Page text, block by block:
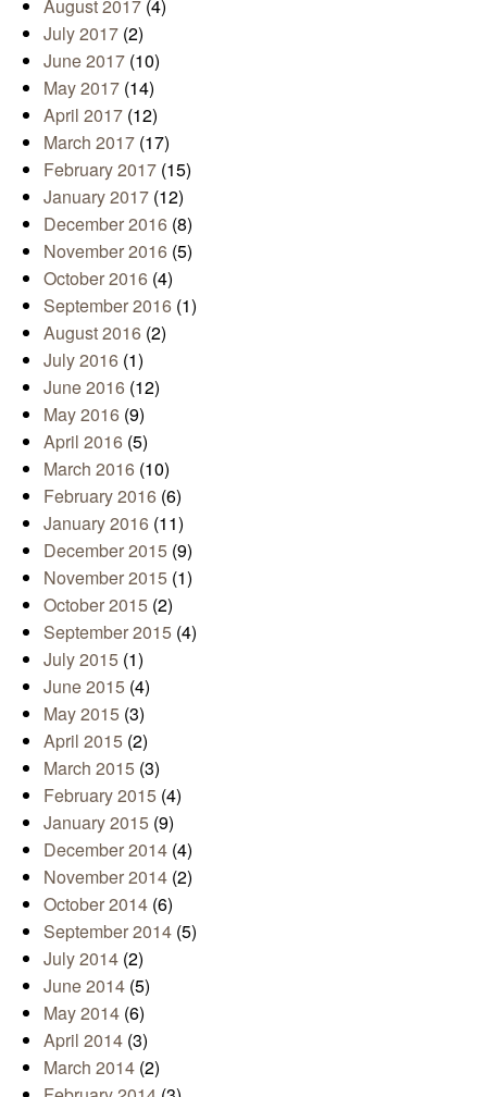
August 2017 (4)
July 2017 (2)
June 2017 (10)
May 2017 (14)
April 2017 (12)
March 2017 (17)
February 2017 (15)
January 2017 (12)
December 2016 (8)
November 2016 (5)
October 2016 (4)
September 2016 (1)
August 2016 (2)
July 2016 (1)
June 2016 (12)
May 2016 (9)
April 2016 (5)
March 2016 (10)
February 2016 (6)
January 2016 (11)
December 2015 (9)
November 2015 (1)
October 2015 (2)
September 2015 (4)
July 2015 (1)
June 2015 (4)
May 2015 (3)
April 2015 (2)
March 2015 (3)
February 2015 (4)
January 2015 (9)
December 2014 (4)
November 2014 (2)
October 2014 (6)
September 2014 (5)
July 2014 (2)
June 2014 (5)
May 2014 (6)
April 2014 (3)
March 2014 (2)